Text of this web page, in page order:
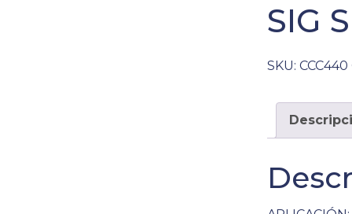
SIG
SKU: CCC440